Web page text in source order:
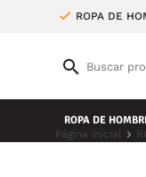
ROPA DE
ROPA DE
Página inicial